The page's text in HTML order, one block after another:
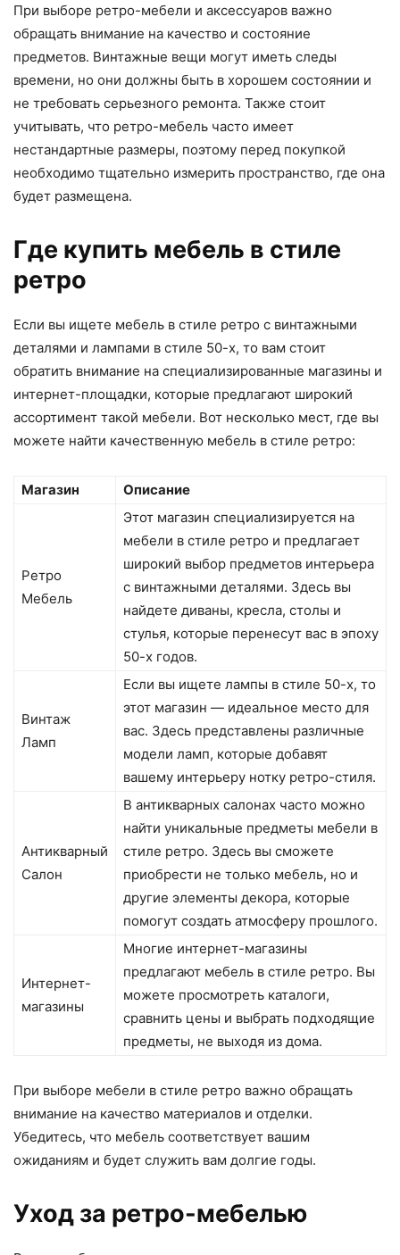
При выборе ретро-мебели и аксессуаров важно
обращать внимание на качество и состояние
предметов. Винтажные вещи могут иметь следы
времени, но они должны быть в хорошем состоянии и
не требовать серьезного ремонта. Также стоит
учитывать, что ретро-мебель часто имеет
нестандартные размеры, поэтому перед покупкой
необходимо тщательно измерить пространство, где она
будет размещена.
Где купить мебель в стиле
ретро
Если вы ищете мебель в стиле ретро с винтажными
деталями и лампами в стиле 50-х, то вам стоит
обратить внимание на специализированные магазины и
интернет-площадки, которые предлагают широкий
ассортимент такой мебели. Вот несколько мест, где вы
можете найти качественную мебель в стиле ретро:
Магазин Описание
Ретро
Мебель
Этот магазин специализируется на
мебели в стиле ретро и предлагает
широкий выбор предметов интерьера
с винтажными деталями. Здесь вы
найдете диваны, кресла, столы и
стулья, которые перенесут вас в эпоху
50-х годов.
Винтаж
Ламп
Если вы ищете лампы в стиле 50-х, то
этот магазин — идеальное место для
вас. Здесь представлены различные
модели ламп, которые добавят
вашему интерьеру нотку ретро-стиля.
Антикварный
Салон
В антикварных салонах часто можно
найти уникальные предметы мебели в
стиле ретро. Здесь вы сможете
приобрести не только мебель, но и
другие элементы декора, которые
помогут создать атмосферу прошлого.
Интернет-
магазины
Многие интернет-магазины
предлагают мебель в стиле ретро. Вы
можете просмотреть каталоги,
сравнить цены и выбрать подходящие
предметы, не выходя из дома.
При выборе мебели в стиле ретро важно обращать
внимание на качество материалов и отделки.
Убедитесь, что мебель соответствует вашим
ожиданиям и будет служить вам долгие годы.
Уход за ретро-мебелью